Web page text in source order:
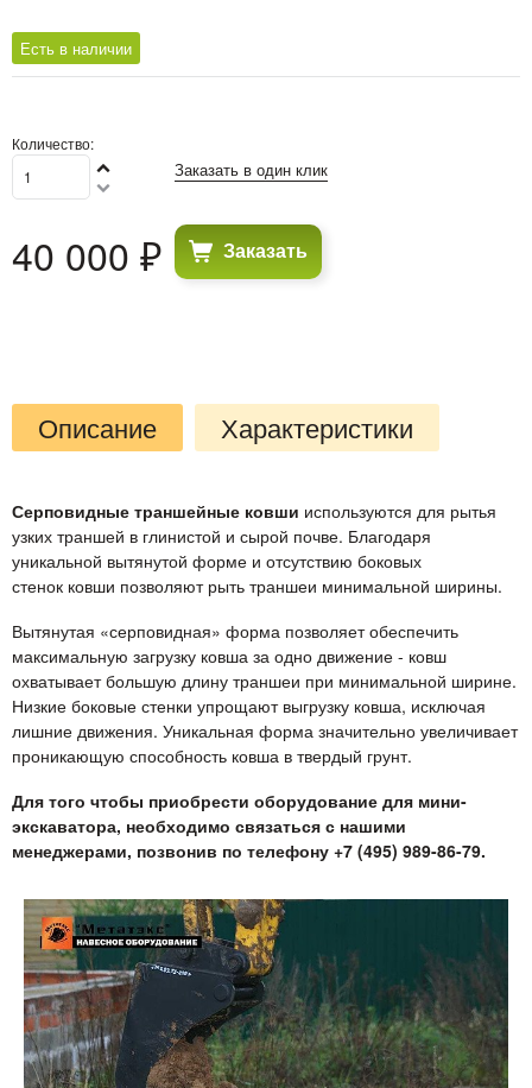
Есть в наличии
Количество:
40 000 ₽
Заказать в один клик
Заказать
Описание Характеристики
Серповидные траншейные ковши используются для рытья
узких траншей в глинистой и сырой почве. Благодаря
уникальной вытянутой форме и отсутствию боковых
стенок ковши позволяют рыть траншеи минимальной ширины.
Вытянутая «серповидная» форма позволяет обеспечить
максимальную загрузку ковша за одно движение - ковш
охватывает большую длину траншеи при минимальной ширине.
Низкие боковые стенки упрощают выгрузку ковша, исключая
лишние движения. Уникальная форма значительно увеличивает
проникающую способность ковша в твердый грунт.
Для того чтобы приобрести оборудование для мини-
экскаватора, необходимо связаться с нашими
менеджерами, позвонив по телефону +7 (495) 989-86-79.